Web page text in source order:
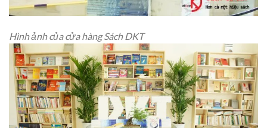
Hình ảnh của cửa hàng Sách DKT